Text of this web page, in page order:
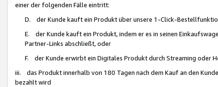
einer der folgenden Fälle eintritt:
D. der Kunde kauft ein Produkt über unsere 1-Click-
E. der Kunde kauft ein Produkt, indem er es in seinen
Partner-Links abschließt, oder
F. der Kunde erwirbt ein Digitales Produkt durch Streaming oder
iii. das Produkt innerhalb von 180 Tagen nach dem Kauf an den
bezahlt wird